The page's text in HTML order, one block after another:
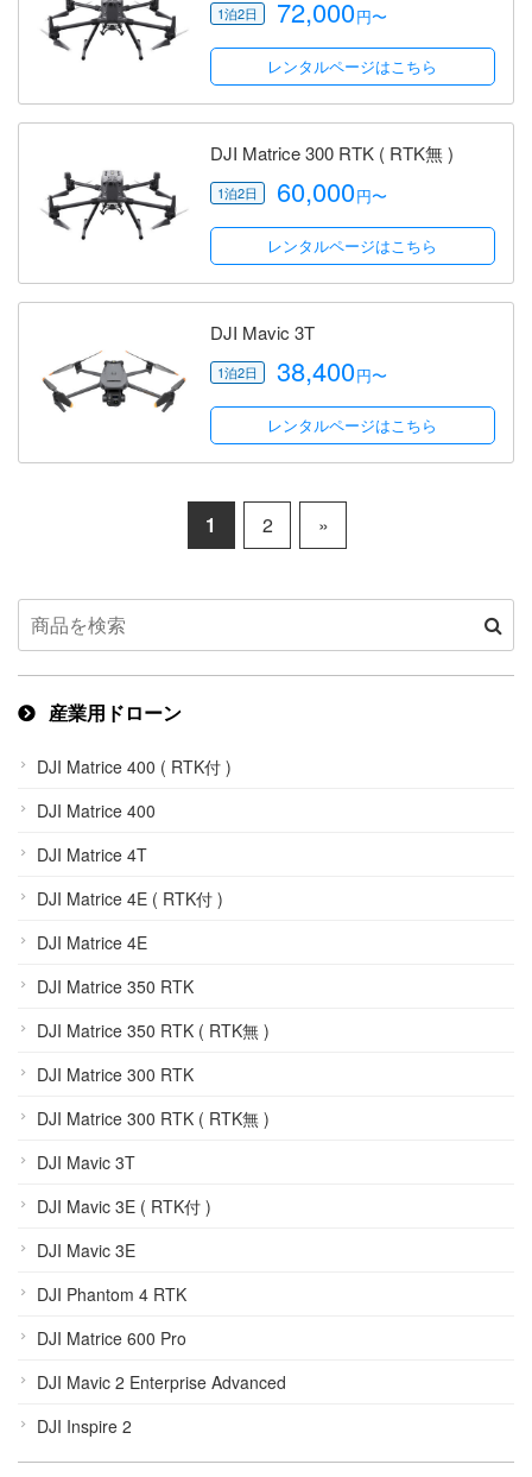
72,000円〜
レンタルページはこちら
DJI Matrice 300 RTK ( RTK無 )
60,000円〜
レンタルページはこちら
DJI Mavic 3T
38,400円〜
レンタルページはこちら
1 2 »
産業用ドローン
DJI Matrice 400 ( RTK付 )
DJI Matrice 400
DJI Matrice 4T
DJI Matrice 4E ( RTK付 )
DJI Matrice 4E
DJI Matrice 350 RTK
DJI Matrice 350 RTK ( RTK無 )
DJI Matrice 300 RTK
DJI Matrice 300 RTK ( RTK無 )
DJI Mavic 3T
DJI Mavic 3E ( RTK付 )
DJI Mavic 3E
DJI Phantom 4 RTK
DJI Matrice 600 Pro
DJI Mavic 2 Enterprise Advanced
DJI Inspire 2